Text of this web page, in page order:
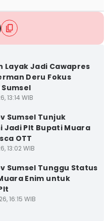
Layak Jadi Cawapres
Deru Fokus
13:14 WIB
Sumsel Tunjuk
Jadi Plt Bupati Muara
OTT
13:02 WIB
Sumsel Tunggu Status
Enim untuk
16:15 WIB